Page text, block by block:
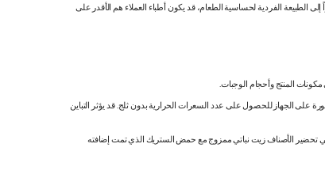
الطبيعة الفردية لحساسية الطعام، قد يكون أطباء العملاء هم الأقدر على
المنتج وأحجام الوجبات.
على الجهاز للحصول على عدد السعرات الحرارية بدون ثلج. قد يؤثر التباين
تحضير الأصناف زيت نباتي ممزوج مع حمض الستريك الذي تمت إضافته